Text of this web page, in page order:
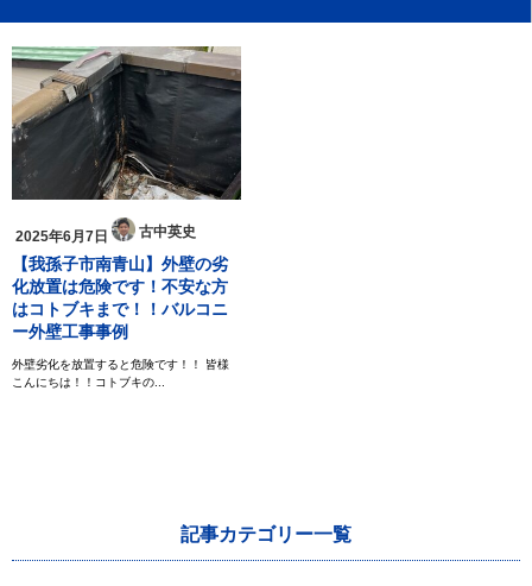
2025年6月7日 古中英史
【我孫子市南青山】外壁の劣
化放置は危険です！不安な方
はコトブキまで！！バルコニ
ー外壁工事事例
外壁劣化を放置すると危険です！！ 皆様
こんにちは！！コトブキの...
記事カテゴリー一覧